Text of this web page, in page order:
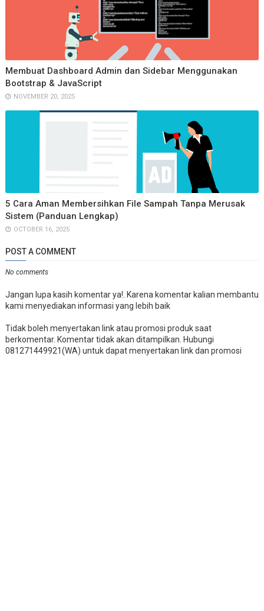
Membuat Dashboard Admin dan Sidebar Menggunakan
Bootstrap & JavaScript
NOVEMBER 20, 2025
5 Cara Aman Membersihkan File Sampah Tanpa Merusak
Sistem (Panduan Lengkap)
OCTOBER 16, 2025
POST A COMMENT
No comments
Jangan lupa kasih komentar ya!. Karena komentar kalian membantu
kami menyediakan informasi yang lebih baik
Tidak boleh menyertakan link atau promosi produk saat
berkomentar. Komentar tidak akan ditampilkan. Hubungi
081271449921(WA) untuk dapat menyertakan link dan promosi